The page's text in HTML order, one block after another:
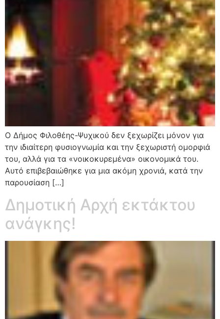
Ο Δήμος Φιλοθέης-Ψυχικού δεν ξεχωρίζει μόνον για
την ιδιαίτερη φυσιογνωμία και την ξεχωριστή ομορφιά
του, αλλά για τα «νοικοκυρεμένα» οικονομικά του.
Αυτό επιβεβαιώθηκε για μια ακόμη χρονιά, κατά την
παρουσίαση […]
Δημοτική Αρχή εκτάκτου
ανάγκης!